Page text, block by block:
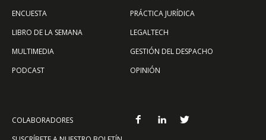
ENCUESTA
LIBRO DE LA SEMANA
MULTIMEDIA
PODCAST
PRÁCTICA JURÍDICA
LEGALTECH
GESTIÓN DEL DESPACHO
OPINIÓN
COLABORADORES